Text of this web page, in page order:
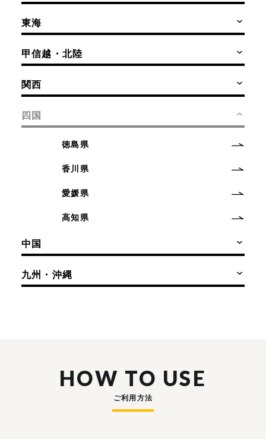
東海
甲信越・北陸
関西
四国
徳島県
香川県
愛媛県
高知県
中国
九州・沖縄
HOW TO USE
ご利用方法